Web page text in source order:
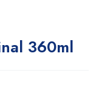
360ml